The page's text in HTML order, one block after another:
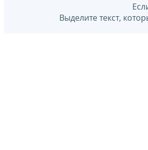
Выделите текст,